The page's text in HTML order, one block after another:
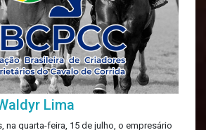
Lima
na quarta-feira, 15 de julho, o empresário